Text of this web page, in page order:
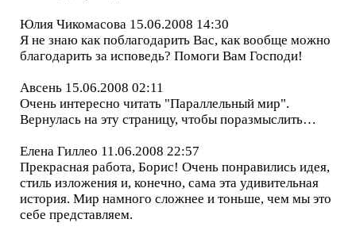
Юлия Чикомасова 15.06.2008 14:30
Я не знаю как поблагодарить Вас, как вообще можно
благодарить за исповедь? Помоги Вам Господи!
Авсень 15.06.2008 02:11
Очень интересно читать "Параллельный мир".
Вернулась на эту страницу, чтобы поразмыслить…
Елена Гиллео 11.06.2008 22:57
Прекрасная работа, Борис! Очень понравились идея,
стиль изложения и, конечно, сама эта удивительная
история. Мир намного сложнее и тоньше, чем мы это
себе представляем.